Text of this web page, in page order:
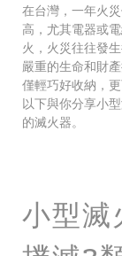
在台灣，一年火
高，尤其電器或
火，火災往往發
嚴重的生命和財
僅輕巧好收納，
以下與你分享小
的滅火器。
小型滅